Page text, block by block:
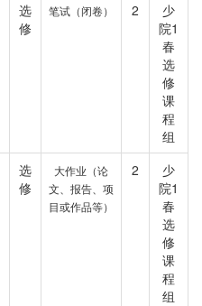
选
修
笔试（闭卷） 2
少
院1
春
选
修
课
程
组
选
修
大作业（论
文、报告、项
目或作品等）
2
少
院1
春
选
修
课
程
组